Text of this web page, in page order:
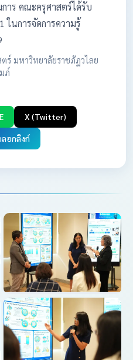
าร คณะครุศาสตร์ได้รับ
ในการจัดการความรู้
ร์ มหาวิทยาลัยราชภัฏวไลย
ภ์
X (Twitter)
อกลิงก์